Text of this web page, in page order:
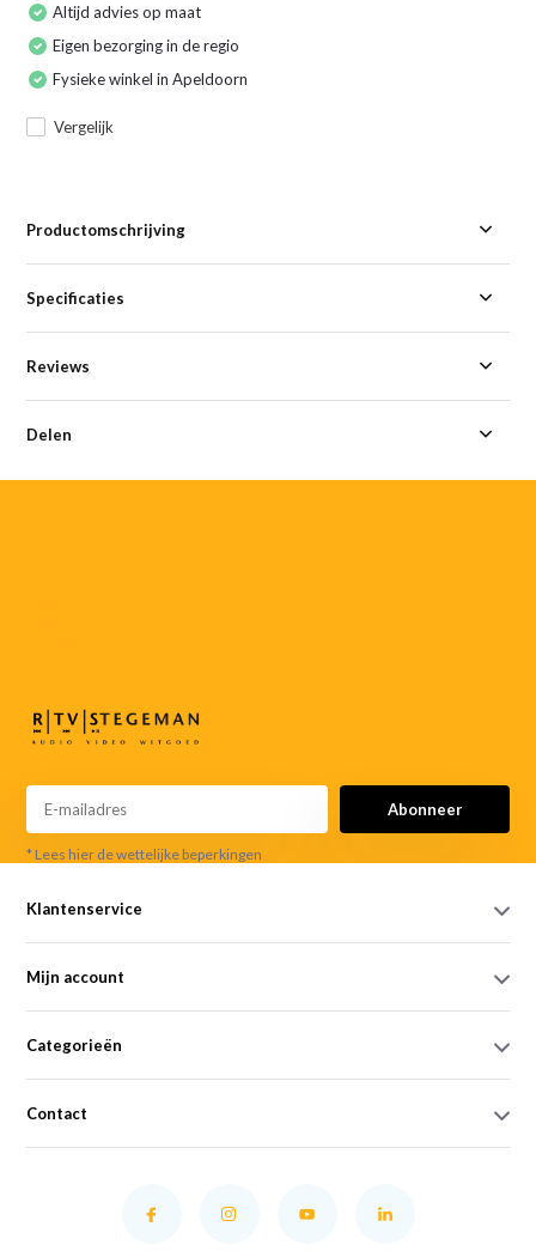
Altijd advies op maat
Eigen bezorging in de regio
Fysieke winkel in Apeldoorn
Vergelijk
Productomschrijving
Specificaties
Reviews
Delen
Abonneer
* Lees hier de wettelijke beperkingen
Klantenservice
Mijn account
Categorieën
Contact